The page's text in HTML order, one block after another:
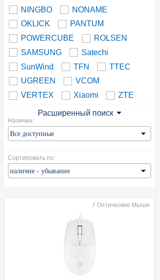
NINGBO
NONAME
OKLICK
PANTUM
POWERCUBE
ROLSEN
SAMSUNG
Satechi
SunWind
TFN
TTEC
UGREEN
VCOM
VERTEX
Xiaomi ZTE
Расширенный поиск
Наличие:
Сортировать по:
/ Оптические Мыши